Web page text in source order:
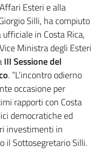
Esteri e alla
Silli, ha compiuto
in Costa Rica,
Ministra degli Esteri
III Sessione del
. “L’incontro odierno
occasione per
rapporti con Costa
democratiche ed
investimenti in
il Sottosegretario Silli.